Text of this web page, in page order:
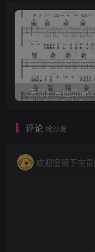
评论 抢沙发
欢迎您留下宝贵